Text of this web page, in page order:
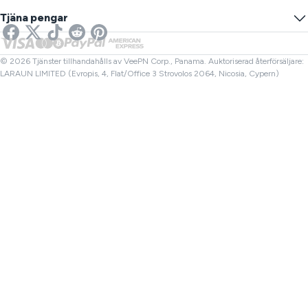
VPN för streaming
Netflix VPN
Online SMS
Länk Kontroll
Filkontroll
Storbritannien VPN
Kanada VPN
Turkiet VPN
Tjäna pengar
Affiliates
© 2026 Tjänster tillhandahålls av VeePN Corp., Panama. Auktoriserad återförsäljare:
LARAUN LIMITED (Evropis, 4, Flat/Office 3 Strovolos 2064, Nicosia, Cypern)